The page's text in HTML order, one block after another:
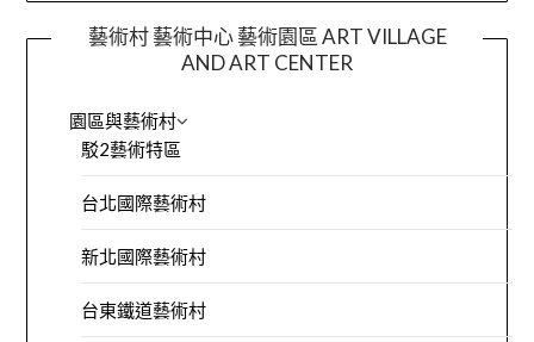
藝術村 藝術中心 藝術園區 ART VILLAGE
AND ART CENTER
園區與藝術村
駁2藝術特區
台北國際藝術村
新北國際藝術村
台東鐵道藝術村